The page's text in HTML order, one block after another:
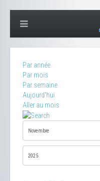
Par année
Par mois
Par semaine
Aujourd'hui
Aller au mois